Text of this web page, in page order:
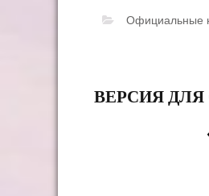
Официальные
ВЕРСИЯ